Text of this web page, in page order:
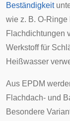
Beständigkeit
wie z. B. O-Ringe
Flachdichtungen
Werkstoff für
Heißwasser
Aus EPDM
Flachdach- und
Besondere